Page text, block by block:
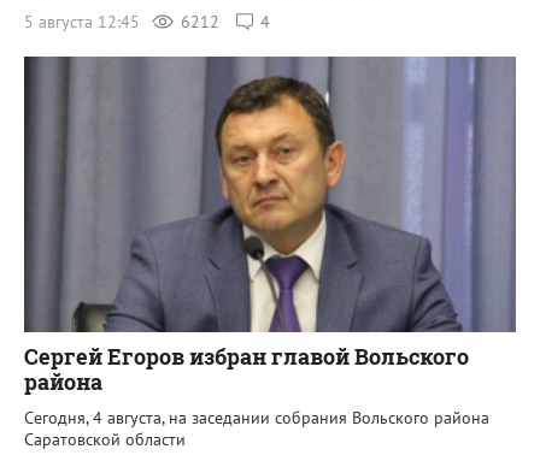
5 августа 12:45
6212 4
Сергей Егоров избран главой Вольского
района
Сегодня, 4 августа, на заседании собрания Вольского района
Саратовской области